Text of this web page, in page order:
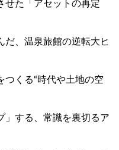
せた「アセットの再定
だ、温泉旅館の逆転大ヒ
つくる“時代や土地の空
」する、常識を裏切るア